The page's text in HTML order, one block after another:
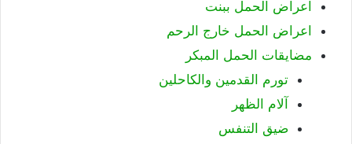
اعراض الحمل ببنت
اعراض الحمل خارج الرحم
مضايقات الحمل المبكر
تورم القدمين والكاحلين
آلام الظهر
ضيق التنفس